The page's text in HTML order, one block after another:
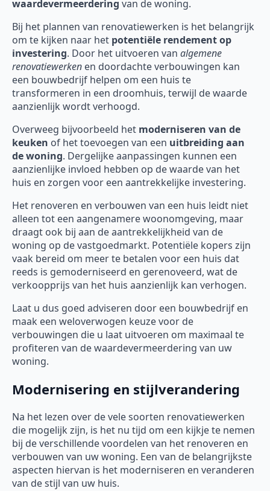
waardevermeerdering van de woning.
Bij het plannen van renovatiewerken is het belangrijk
om te kijken naar het potentiële rendement op
investering. Door het uitvoeren van algemene
renovatiewerken en doordachte verbouwingen kan
een bouwbedrijf helpen om een huis te
transformeren in een droomhuis, terwijl de waarde
aanzienlijk wordt verhoogd.
Overweeg bijvoorbeeld het moderniseren van de
keuken of het toevoegen van een uitbreiding aan
de woning. Dergelijke aanpassingen kunnen een
aanzienlijke invloed hebben op de waarde van het
huis en zorgen voor een aantrekkelijke investering.
Het renoveren en verbouwen van een huis leidt niet
alleen tot een aangenamere woonomgeving, maar
draagt ook bij aan de aantrekkelijkheid van de
woning op de vastgoedmarkt. Potentiële kopers zijn
vaak bereid om meer te betalen voor een huis dat
reeds is gemoderniseerd en gerenoveerd, wat de
verkoopprijs van het huis aanzienlijk kan verhogen.
Laat u dus goed adviseren door een bouwbedrijf en
maak een weloverwogen keuze voor de
verbouwingen die u laat uitvoeren om maximaal te
profiteren van de waardevermeerdering van uw
woning.
Modernisering en stijlverandering
Na het lezen over de vele soorten renovatiewerken
die mogelijk zijn, is het nu tijd om een kijkje te nemen
bij de verschillende voordelen van het renoveren en
verbouwen van uw woning. Een van de belangrijkste
aspecten hiervan is het moderniseren en veranderen
van de stijl van uw huis.